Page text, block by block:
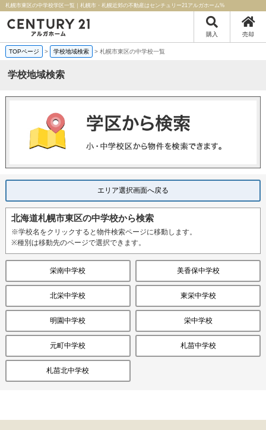
札幌市東区の中学校学区一覧｜札幌市・札幌近郊の不動産はセンチュリー21アルガホーム%
購入 売却
TOPページ > 学校地域検索 > 札幌市東区の中学校一覧
学校地域検索
エリア選択画面へ戻る
北海道札幌市東区の中学校から検索
※学校名をクリックすると物件検索ページに移動します。
※種別は移動先のページで選択できます。
栄南中学校 美香保中学校
北栄中学校 東栄中学校
明園中学校 栄中学校
元町中学校 札苗中学校
札苗北中学校